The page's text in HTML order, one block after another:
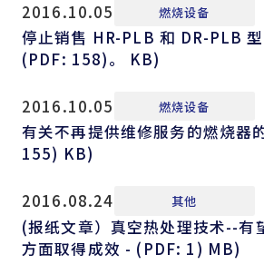
2016.10.05 燃烧设备
停止销售 HR-PLB 和 DR-PLB
(PDF: 158)。 KB)
2016.10.05 燃烧设备
有关不再提供维修服务的燃烧器
155) KB)
2016.08.24 其他
(报纸文章）真空热处理技术--有
方面取得成效 - (PDF: 1) MB)